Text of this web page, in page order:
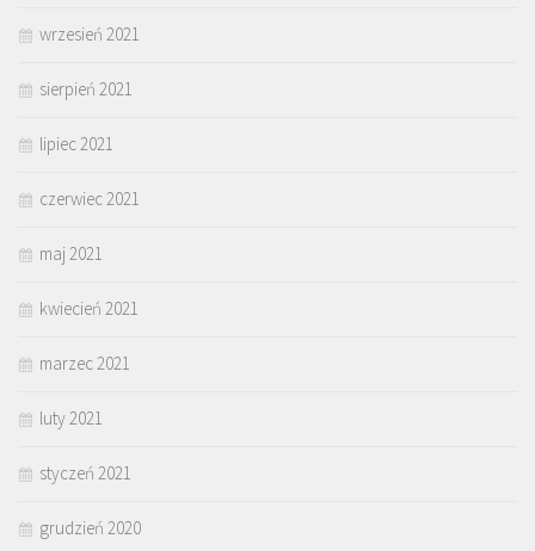
wrzesień 2021
sierpień 2021
lipiec 2021
czerwiec 2021
maj 2021
kwiecień 2021
marzec 2021
luty 2021
styczeń 2021
grudzień 2020